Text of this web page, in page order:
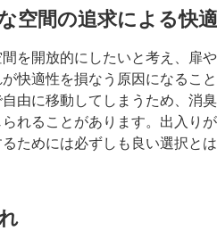
空間の追求による快
を開放的にしたいと考え、扉
が快適性を損なう原因になるこ
由に移動してしまうため、消
れることがあります。出入り
ためには必ずしも良い選択とは